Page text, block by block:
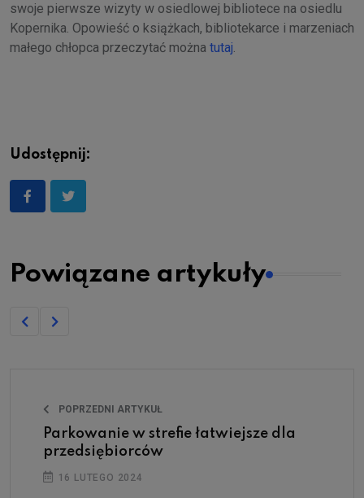
swoje pierwsze wizyty w osiedlowej bibliotece na osiedlu
Kopernika. Opowieść o książkach, bibliotekarce i marzeniach
małego chłopca przeczytać można tutaj.
Udostępnij:
Powiązane artykuły
POPRZEDNI ARTYKUŁ
Parkowanie w strefie łatwiejsze dla
przedsiębiorców
16 LUTEGO 2024